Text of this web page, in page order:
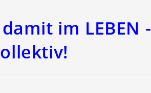
damit im LEBEN -